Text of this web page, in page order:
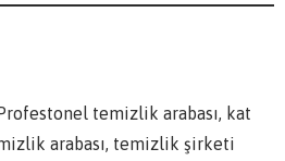
temizlik arabası, kat
arabası, temizlik şirketi